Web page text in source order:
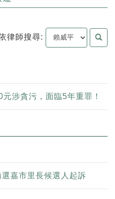
律師搜尋:
涉貪污，面臨5年重罪！
嘉市里長候選人起訴